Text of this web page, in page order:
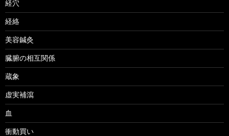
経穴
経絡
美容鍼灸
臓腑の相互関係
蔵象
虚実補瀉
血
衝動買い